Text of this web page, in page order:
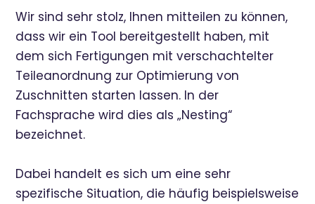
Wir sind sehr stolz, Ihnen mitteilen zu können,
dass wir ein Tool bereitgestellt haben, mit
dem sich Fertigungen mit verschachtelter
Teileanordnung zur Optimierung von
Zuschnitten starten lassen. In der
Fachsprache wird dies als „Nesting“
bezeichnet.
Dabei handelt es sich um eine sehr
spezifische Situation, die häufig beispielsweise